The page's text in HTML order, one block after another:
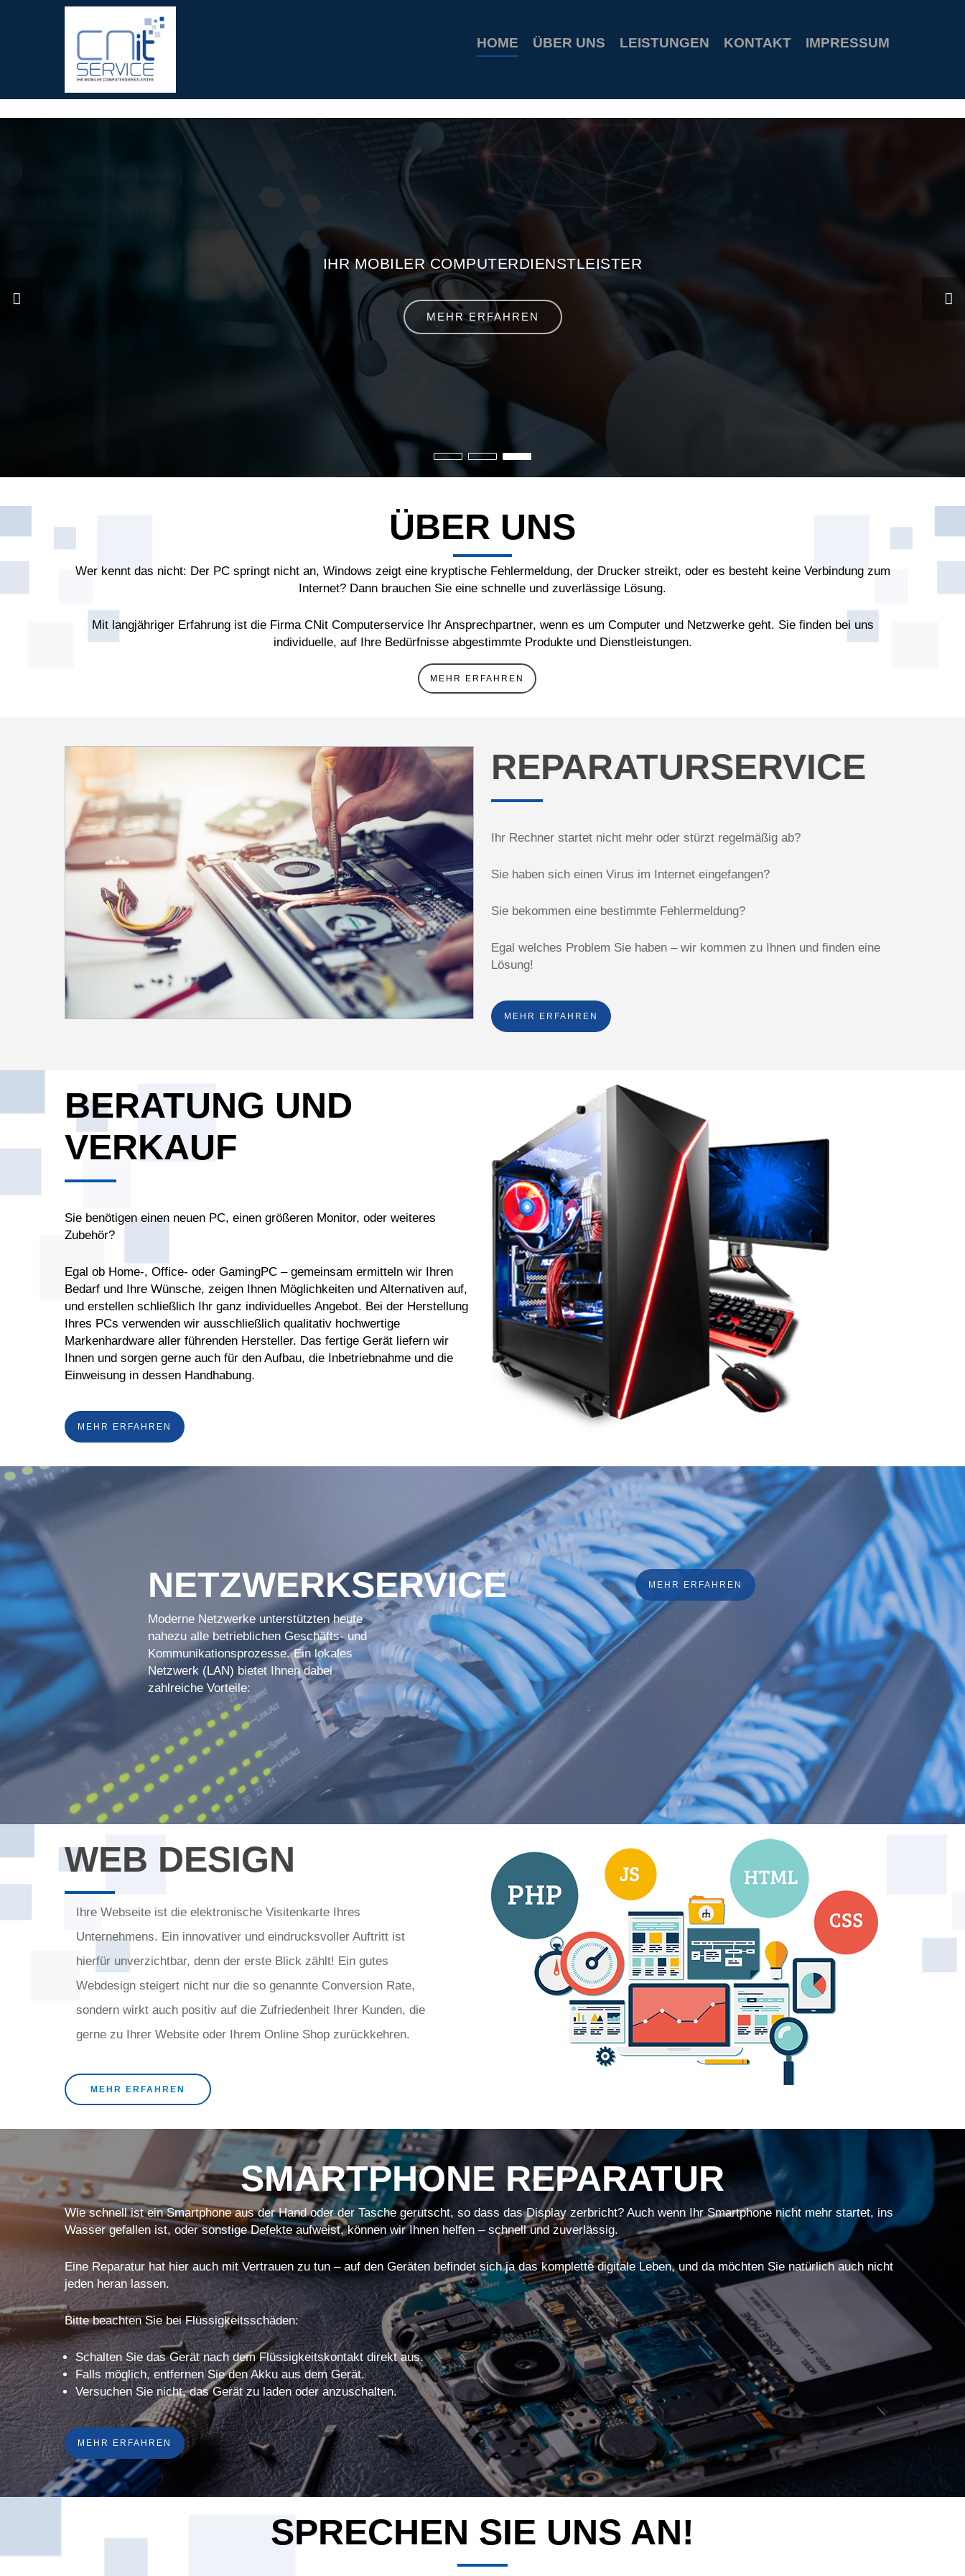
fred meyer gift card offerte coupon torino
HOME ÜBER UNS LEISTUNGEN KONTAKT IMPRESSUM
IHR MOBILER COMPUTERDIENSTLEISTER
MEHR ERFAHREN
ÜBER UNS
Wer kennt das nicht: Der PC springt nicht an, Windows zeigt eine kryptische Fehlermeldung, der Drucker streikt, oder es besteht keine Verbindung zum
Internet? Dann brauchen Sie eine schnelle und zuverlässige Lösung.
Mit langjähriger Erfahrung ist die Firma CNit Computerservice Ihr Ansprechpartner, wenn es um Computer und Netzwerke geht. Sie finden bei uns
individuelle, auf Ihre Bedürfnisse abgestimmte Produkte und Dienstleistungen.
MEHR ERFAHREN
REPARATURSERVICE
Ihr Rechner startet nicht mehr oder stürzt regelmäßig ab?
Sie haben sich einen Virus im Internet eingefangen?
Sie bekommen eine bestimmte Fehlermeldung?
Egal welches Problem Sie haben – wir kommen zu Ihnen und finden eine
Lösung!
MEHR ERFAHREN
BERATUNG UND
VERKAUF
Sie benötigen einen neuen PC, einen größeren Monitor, oder weiteres
Zubehör?
Egal ob Home-, Office- oder GamingPC – gemeinsam ermitteln wir Ihren
Bedarf und Ihre Wünsche, zeigen Ihnen Möglichkeiten und Alternativen auf,
und erstellen schließlich Ihr ganz individuelles Angebot. Bei der Herstellung
Ihres PCs verwenden wir ausschließlich qualitativ hochwertige
Markenhardware aller führenden Hersteller. Das fertige Gerät liefern wir
Ihnen und sorgen gerne auch für den Aufbau, die Inbetriebnahme und die
Einweisung in dessen Handhabung.
MEHR ERFAHREN
NETZWERKSERVICE
Moderne Netzwerke unterstützten heute
nahezu alle betrieblichen Geschäfts- und
Kommunikationsprozesse. Ein lokales
Netzwerk (LAN) bietet Ihnen dabei
zahlreiche Vorteile:
MEHR ERFAHREN
WEB DESIGN
Ihre Webseite ist die elektronische Visitenkarte Ihres
Unternehmens. Ein innovativer und eindrucksvoller Auftritt ist
hierfür unverzichtbar, denn der erste Blick zählt! Ein gutes
Webdesign steigert nicht nur die so genannte Conversion Rate,
sondern wirkt auch positiv auf die Zufriedenheit Ihrer Kunden, die
gerne zu Ihrer Website oder Ihrem Online Shop zurückkehren.
MEHR ERFAHREN
SMARTPHONE REPARATUR
Wie schnell ist ein Smartphone aus der Hand oder der Tasche gerutscht, so dass das Display zerbricht? Auch wenn Ihr Smartphone nicht mehr startet, ins
Wasser gefallen ist, oder sonstige Defekte aufweist, können wir Ihnen helfen – schnell und zuverlässig.
Eine Reparatur hat hier auch mit Vertrauen zu tun – auf den Geräten befindet sich ja das komplette digitale Leben, und da möchten Sie natürlich auch nicht
jeden heran lassen.
Bitte beachten Sie bei Flüssigkeitsschäden:
Schalten Sie das Gerät nach dem Flüssigkeitskontakt direkt aus.
Falls möglich, entfernen Sie den Akku aus dem Gerät.
Versuchen Sie nicht, das Gerät zu laden oder anzuschalten.
MEHR ERFAHREN
SPRECHEN SIE UNS AN!